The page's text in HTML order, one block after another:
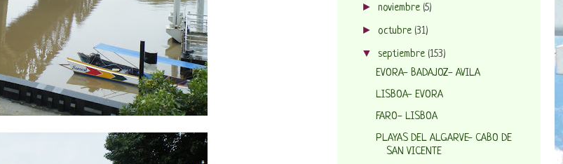
►noviembre (5)
► octubre (31)
▼septiembre (153)
EVORA- BADAJOZ- AVILA
LISBOA- EVORA
FARO- LISBOA
PLAYAS DEL ALGARVE- CABO DE
SAN VICENTE